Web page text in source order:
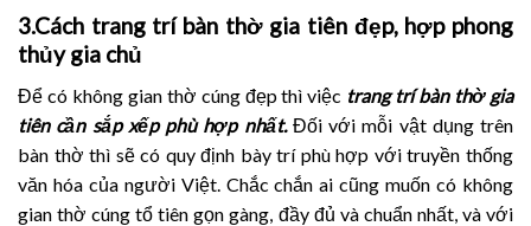
3.Cách trang trí bàn thờ gia tiên đẹp, hợp phong
thủy gia chủ
Để có không gian thờ cúng đẹp thì việc trang trí bàn thờ gia
tiên cần sắp xếp phù hợp nhất.Đối với mỗi vật dụng trên
bàn thờ thì sẽ có quy định bày trí phù hợp với truyền thống
văn hóa của người Việt. Chắc chắn ai cũng muốn có không
gian thờ cúng tổ tiên gọn gàng, đầy đủ và chuẩn nhất, và với